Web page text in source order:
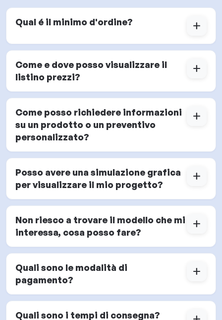
Qual é il minimo d'ordine? add
Come e dove posso visualizzare il
listino prezzi?
add
Come posso richiedere informazioni
su un prodotto o un preventivo
personalizzato?
add
Posso avere una simulazione grafica
per visualizzare il mio progetto?
add
Non riesco a trovare il modello che mi
interessa, cosa posso fare?
add
Quali sono le modalità di
pagamento?
add
Quali sono i tempi di consegna?